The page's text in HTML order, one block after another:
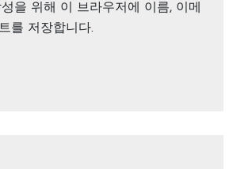
을 위해 이 브라우저에 이름, 이메
를 저장합니다.